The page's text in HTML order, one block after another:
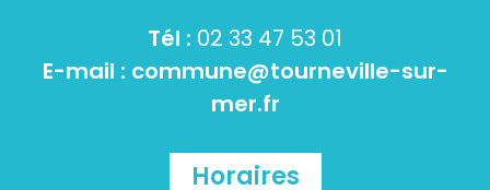
Tél : 02 33 47 53 01
E-mail : commune@tourneville-sur-
mer.fr
Horaires